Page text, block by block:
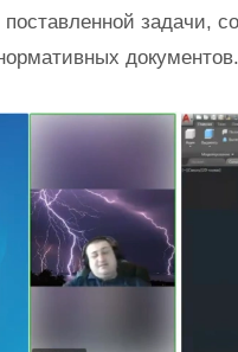
поставленной задачи,
документов.